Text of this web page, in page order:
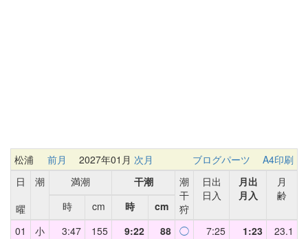
松浦 前月 2027年01月 次月 ブログパーツ
A4印刷
日
曜
潮 満潮 干潮
潮
干
狩
日出
日入
月出
月入
月
齢
時
cm 時
cm
01
小
3:47
155
9:22
88 ◯
7:25
1:23
23.1